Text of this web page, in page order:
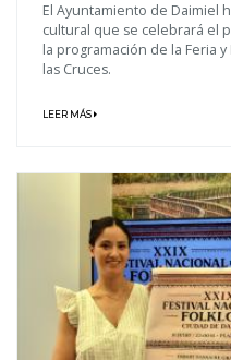
El Ayuntamiento de Daimiel
cultural que se celebrará el
la programación de la Feria
las Cruces.
LEER MÁS